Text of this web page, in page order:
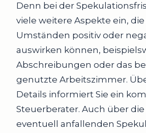
Denn bei der
viele weitere Aspekte ein,
Umständen positiv oder
auswirken können,
Abschreibungen oder das
genutzte Arbeitszimmer.
Details informiert Sie ein
Steuerberater. Auch über
eventuell anfallenden